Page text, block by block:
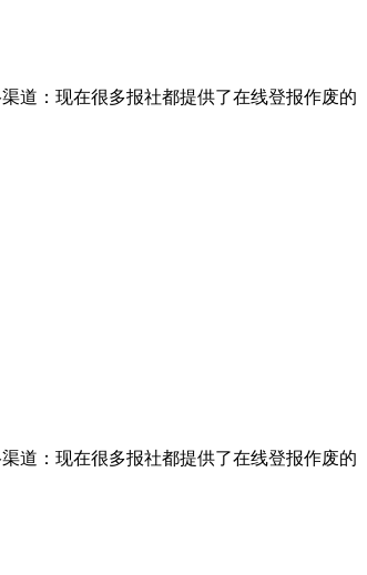
道：现在很多报社都提供了在线登报作废的
道：现在很多报社都提供了在线登报作废的